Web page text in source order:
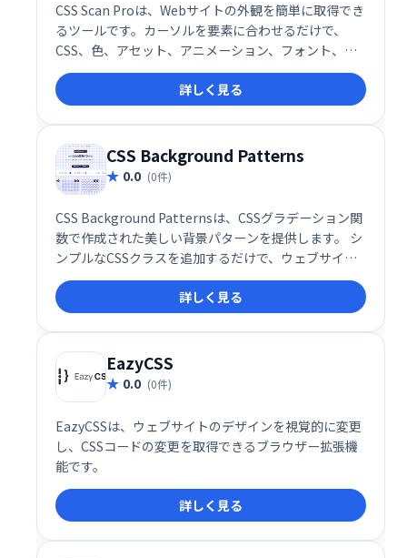
CSS Scan Proは、Webサイトの外観を簡単に取得でき
るツールです。カーソルを要素に合わせるだけで、
CSS、色、アセット、アニメーション、フォント、サ
イズなどの情報が瞬時に表示されます。直感的なエデ
ィターでコードを書かずにコピー＆エクスポートが可
能。デザインの効率化や、CSSの学習にも役立ちま
す。
詳しく見る
CSS Background Patterns
0.0 (0件)
CSS Background Patternsは、CSSグラデーション関
数で作成された美しい背景パターンを提供します。 シ
ンプルなCSSクラスを追加するだけで、ウェブサイト
やアプリケーションの背景を簡単に、そして魅力的に
演出できます。洗練されたデザインで、あなたのプロ
ジェクトをワンランクアップさせましょう。
詳しく見る
EazyCSS
0.0 (0件)
EazyCSSは、ウェブサイトのデザインを視覚的に変更
し、CSSコードの変更を取得できるブラウザー拡張機
能です。
詳しく見る